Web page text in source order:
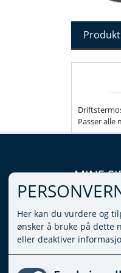
Passer alle
MINE
LOGG INN
VILKÅR
Her kan du vurdere og
ønsker å bruke på dette
eller deaktiver